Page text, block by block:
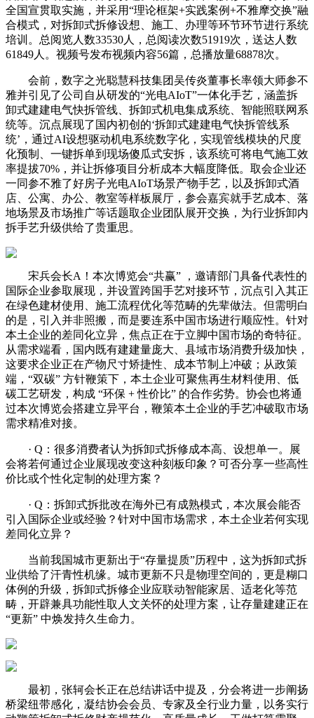
全国宣贯取实施，并采用“理论框架+实践案例+不雅摩交换”融
合模式，对拆卸式拆修设想、施工、办理等环节环节进行系统
培训。总阅览人数33530人，总阅读次数51919次，送达人数
61849人。视频号发布视频内容56篇，总播放量68878次。
会前，数字之光聪慧科技集团吴传炎董事长率领大师参不
雅并引见了公司自从研发的“光电AIoT”一体化手艺，涵盖拆
卸式建建电气快拆管线、拆卸式机电集成系统、智能照联网系
统等。沉点展现了国内初创的‘拆卸式建建电气快拆管线系
统’，通过AI设想驱动机电系统数字化，实现管线模块的尺度
化预制、一键拆单到现场傻瓜式安拆，该系统可将电气施工效
率提拔70%，并让拆修项目分析成本大幅度降低。取会企业还
一同参不雅了好房子光电AIoT场景产物手艺，以及拆卸式酒
店、公寓、办公、教室等样板展厅，参会嘉宾就手艺成本、落
地场景及市场推广等话题取企业团队展开交换，为行业拆卸内
拆手艺升级供给了贵重思。
宋兵会长A！本次博览会“共赢” ，邀请部门具备代表性的
国际企业参取展现，并设置跨国手艺对接环节，沉点引入其正
在绿色建材使用、施工流程优化等范畴的先辈做法。但需明白
的是，引入并非照搬，而是要连系中国市场进行顺应性。针对
本土企业的差同化立异，焦点正在于立脚中国市场的奇特征。
从需求端看，国内既有建建量庞大、县域市场消费升级加快，
这要求企业正在产物尺寸矫捷性、成本节制上冲破；从政策
端，“双碳” 方针鞭策下，本土企业可聚焦再生材料使用、低
碳工艺研发，构成 “环保 + 性价比” 的合作劣势。协会也将通
过本次博览会搭建立异平台，鞭策本土企业的手艺冲破取市场
需求精准对接。
· Q：很多消费者认为拆卸式拆修成本高、设想单一。展
会将若何通过企业展现改变这种刻板印象？可否分享一些高性
价比或个性化定制的处理方案？
· Q：拆卸式拆批改在海外已有成熟模式，本次展会能否
引入国际企业或经验？针对中国市场需求，本土企业若何实现
差同化立异？
当前我国城市更新出于“存量提质”历程中，这为拆卸式拆
业供给了汗青性机缘。城市更新不只是物理空间的，更是糊口
体例的升级，拆卸式拆修企业应联动智能家居、适老化等范
畴，开辟兼具功能性取人文关怀的处理方案，让存量建建正在
“更新” 中焕发持久生命力。
最初，张轲会长正在总结讲话中提及，分会将进一步阐扬
桥梁纽带感化，凝结协会会员、专家及全行业力量，以务实行